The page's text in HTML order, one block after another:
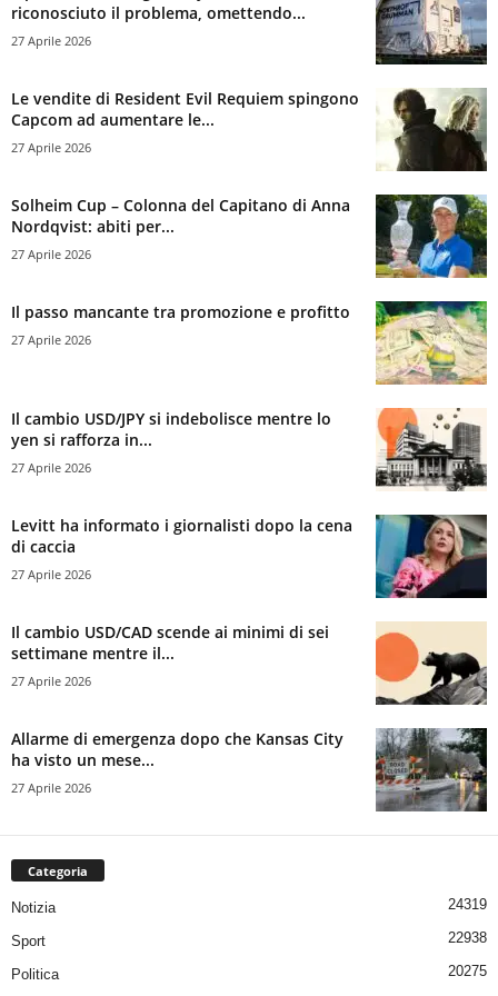
riconosciuto il problema, omettendo...
27 Aprile 2026
Le vendite di Resident Evil Requiem spingono
Capcom ad aumentare le...
27 Aprile 2026
Solheim Cup – Colonna del Capitano di Anna
Nordqvist: abiti per...
27 Aprile 2026
Il passo mancante tra promozione e profitto
27 Aprile 2026
Il cambio USD/JPY si indebolisce mentre lo
yen si rafforza in...
27 Aprile 2026
Levitt ha informato i giornalisti dopo la cena
di caccia
27 Aprile 2026
Il cambio USD/CAD scende ai minimi di sei
settimane mentre il...
27 Aprile 2026
Allarme di emergenza dopo che Kansas City
ha visto un mese...
27 Aprile 2026
Categoria
Notizia 24319
Sport 22938
Politica
20275